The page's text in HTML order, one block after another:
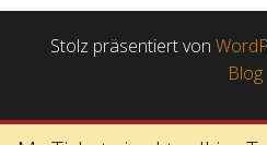
Stolz präsentiert von
Blog